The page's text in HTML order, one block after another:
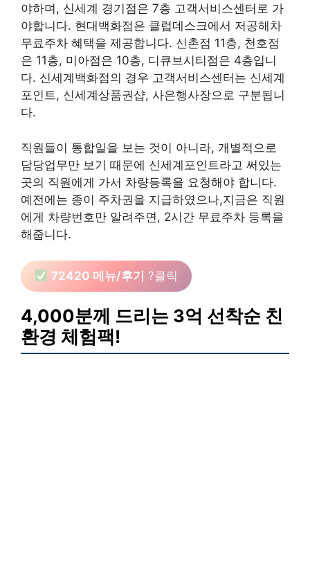
야하며, 신세계 경기점은 7층 고객서비스센터로 가
야합니다. 현대백화점은 클럽데스크에서 저공해차
무료주차 혜택을 제공합니다. 신촌점 11층, 천호점
은 11층, 미아점은 10층, 디큐브시티점은 4층입니
다. 신세계백화점의 경우 고객서비스센터는 신세계
포인트, 신세계상품권샵, 사은행사장으로 구분됩니
다.
직원들이 통합일을 보는 것이 아니라, 개별적으로
담당업무만 보기 때문에 신세계포인트라고 써있는
곳의 직원에게 가서 차량등록을 요청해야 합니다.
예전에는 종이 주차권을 지급하였으나,지금은 직원
에게 차량번호만 알려주면, 2시간 무료주차 등록을
해줍니다.
72420 메뉴/후기 ?클릭
4,000분께 드리는 3억 선착순 친
환경 체험팩!